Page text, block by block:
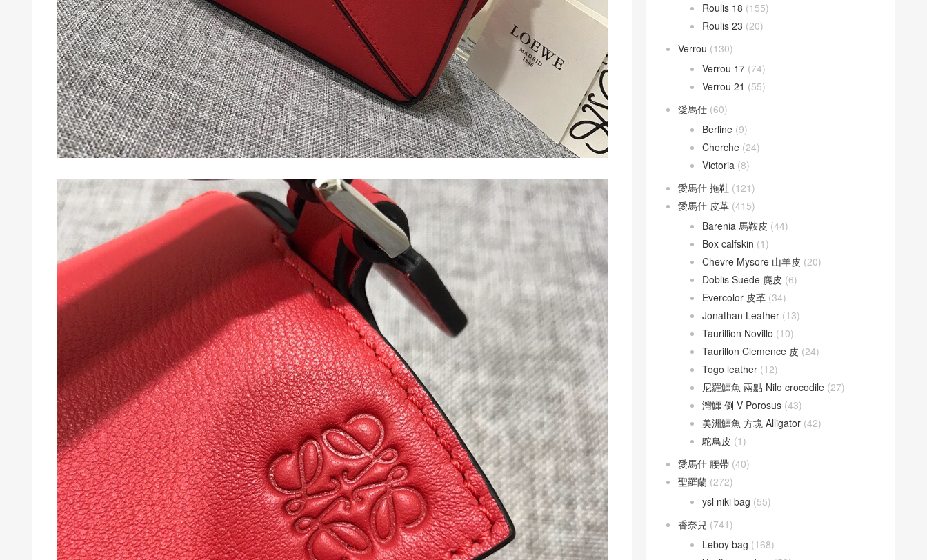
Roulis 18 (155)
Roulis 23 (20)
Verrou (130)
Verrou 17 (74)
Verrou 21 (55)
愛馬仕 (60)
Berline (9)
Cherche (24)
Victoria (8)
愛馬仕 拖鞋 (121)
愛馬仕 皮革 (415)
Barenia 馬鞍皮 (44)
Box calfskin (1)
Chevre Mysore 山羊皮 (20)
Doblis Suede 麂皮 (6)
Evercolor 皮革 (34)
Jonathan Leather (13)
Taurillion Novillo (10)
Taurillon Clemence 皮 (24)
Togo leather (12)
尼羅鱷魚 兩點 Nilo crocodile (27)
灣鱷 倒 V Porosus (43)
美洲鱷魚 方塊 Alligator (42)
鴕鳥皮 (1)
愛馬仕 腰帶 (40)
聖羅蘭 (272)
ysl niki bag (55)
香奈兒 (741)
Leboy bag (168)